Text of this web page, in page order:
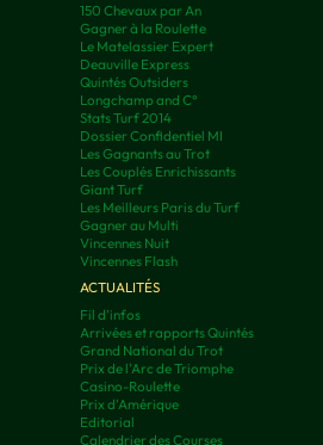
150 Chevaux par An
Gagner à la Roulette
Le Matelassier Expert
Deauville Express
Quintés Outsiders
Longchamp and C°
Stats Turf 2014
Dossier Confidentiel MI
Les Gagnants au Trot
Les Couplés Enrichissants
Giant Turf
Les Meilleurs Paris du Turf
Gagner au Multi
Vincennes Nuit
Vincennes Flash
ACTUALITÉS
Fil d'infos
Arrivées et rapports Quintés
Grand National du Trot
Prix de l'Arc de Triomphe
Casino-Roulette
Prix d'Amérique
Editorial
Calendrier des Courses